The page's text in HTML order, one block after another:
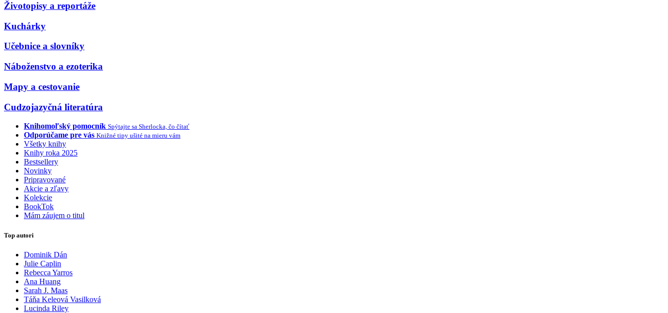
Životopisy a reportáže
Kuchárky
Učebnice a slovníky
Náboženstvo a ezoterika
Mapy a cestovanie
Cudzojazyčná literatúra
Knihomoľský pomocník Spýtajte sa Sherlocka, čo čítať
Odporúčame pre vás Knižné tipy ušité na mieru vám
Všetky knihy
Knihy roka 2025
Bestsellery
Novinky
Pripravované
Akcie a zľavy
Kolekcie
BookTok
Mám záujem o titul
Top autori
Dominik Dán
Julie Caplin
Rebecca Yarros
Ana Huang
Sarah J. Maas
Táňa Keleová Vasilková
Lucinda Riley